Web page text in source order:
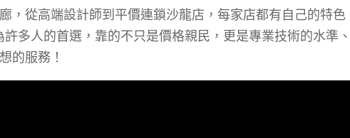
，從高端設計師到平價連鎖沙龍店，每家店都有自己的特色
許多人的首選，靠的不只是價格親民，更是專業技術的水準
的服務！